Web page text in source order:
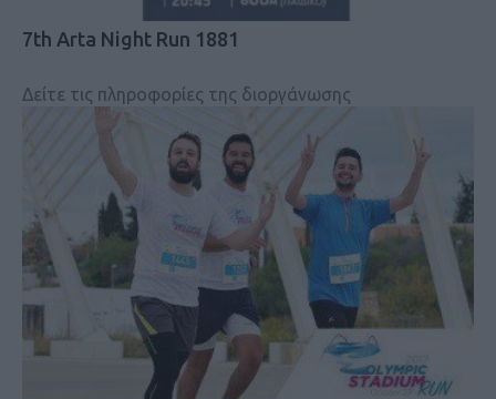
7th Arta Night Run 1881
Δείτε τις πληροφορίες της διοργάνωσης